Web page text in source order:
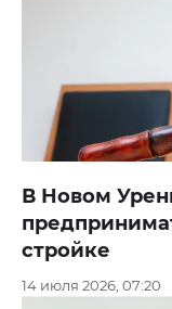
В Новом
стройке
14 июля 2026, 07:20